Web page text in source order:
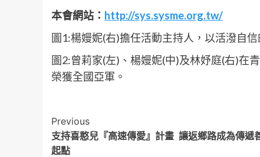
本會網站： http://sys.sysme.org.tw/
圖1:楊嫚妮(右)擔任活動主持人，以活潑自
圖2:曾莉家(左)、楊嫚妮(中)及林妤庭(右)在
榮獲全國亞軍。
Post
Navigation
Previous
支持喜憨兒『高速傳愛』計畫 讓返鄉路成為傳遞
起點